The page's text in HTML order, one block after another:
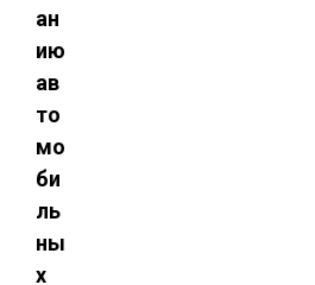
ан
ию
ав
то
мо
би
ль
ны
х